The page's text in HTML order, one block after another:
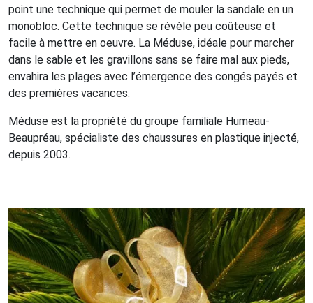
point une technique qui permet de mouler la sandale en un
monobloc. Cette technique se révèle peu coûteuse et
facile à mettre en oeuvre. La Méduse, idéale pour marcher
dans le sable et les gravillons sans se faire mal aux pieds,
envahira les plages avec l’émergence des congés payés et
des premières vacances.
Méduse est la propriété du groupe familiale Humeau-
Beaupréau, spécialiste des chaussures en plastique injecté,
depuis 2003.